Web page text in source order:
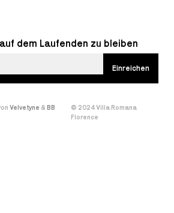
dem Laufenden zu bleiben
Velvetyne & BB
© 2024 Villa Romana
Florence